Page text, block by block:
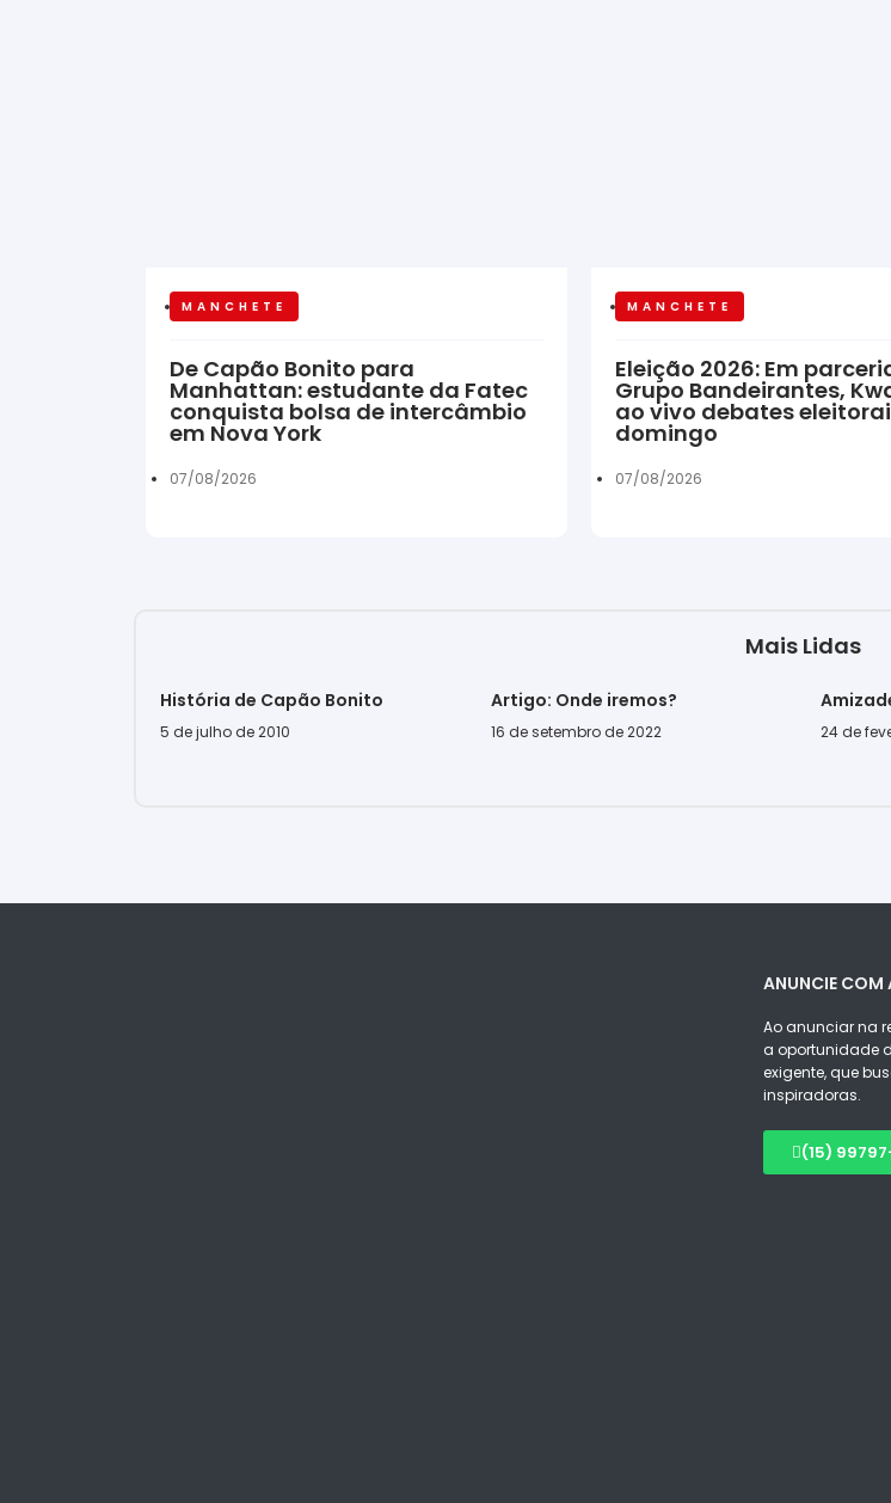
MANCHETE
De Capão Bonito para
Manhattan: estudante da Fatec
conquista bolsa de intercâmbio
em Nova York
07/08/2026
MANCHETE
Eleição 2026: Em
Grupo Bandeirantes,
ao vivo debates
domingo
07/08/2026
Mais Lidas
História de Capão Bonito
5 de julho de 2010
Artigo: Onde iremos?
16 de setembro de 2022 24 de
ANUNCIE COM
Ao anunciar na
a oportunidade
exigente, que
inspiradoras.
(15)